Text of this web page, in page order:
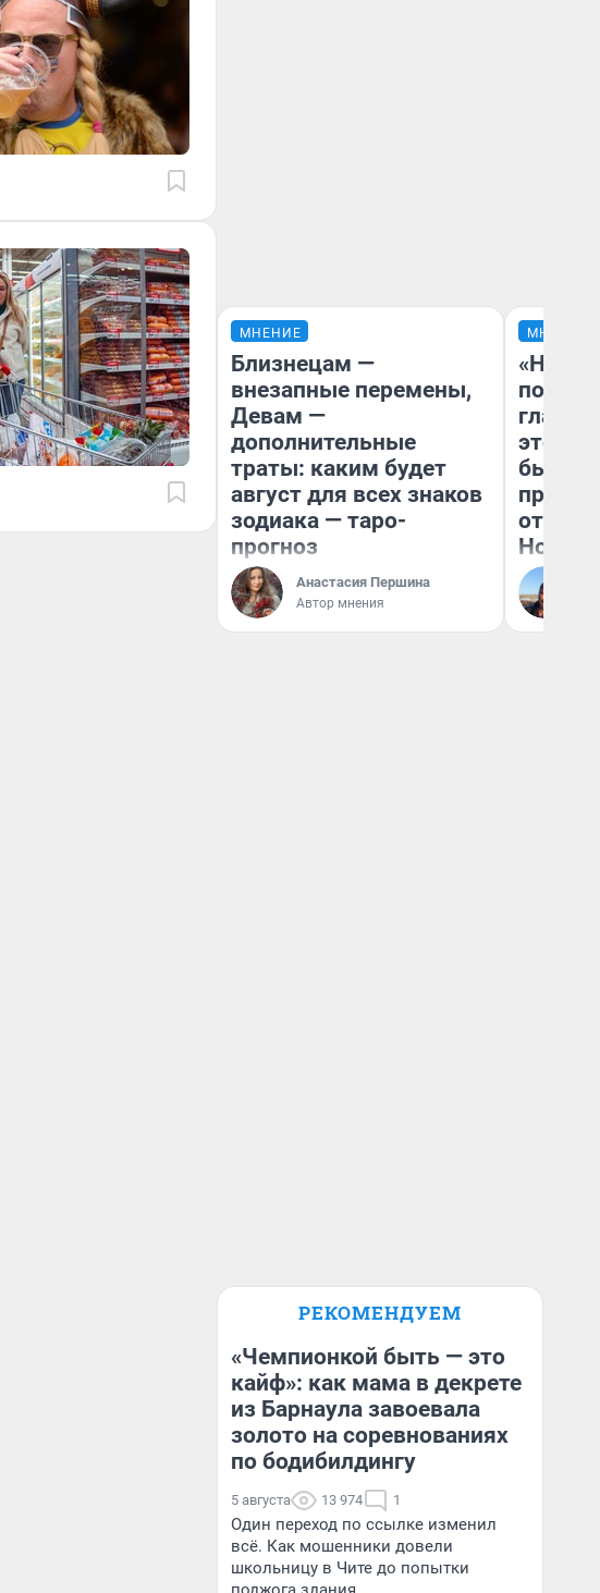
МНЕНИЕ
Близнецам —
внезапные перемены,
Девам —
дополнительные
траты: каким будет
август для всех знаков
зодиака — таро-
прогноз
Анастасия Першина
Автор мнения
МНЕНИЕ
этого
бьет
отзыв
Нолана
РЕКОМЕНДУЕМ
«Чемпионкой быть — это
кайф»: как мама в декрете
из Барнаула завоевала
золото на соревнованиях
по бодибилдингу
5 августа 13 974 1
Один переход по ссылке изменил
всё. Как мошенники довели
школьницу в Чите до попытки